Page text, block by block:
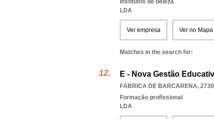
Institutos de beleza
LDA
Ver empresa Ver no Mapa
Matches in the search for:
E - Nova Gestão
FÁBRICA DE BARCARENA,
Formação profissional
LDA